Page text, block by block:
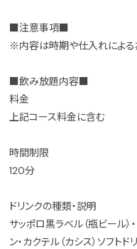
■注意事項■
※内容は時期や仕入れによる
■飲み放題内容■
料金
上記コース料金に含む
時間制限
120分
ドリンクの種類・説明
サッポロ黒ラベル（瓶ビール）
ン・カクテル（カシス）ソフトド